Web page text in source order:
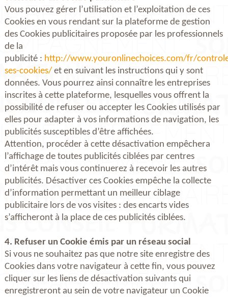
Vous pouvez gérer l’utilisation et l’exploitation de ces
Cookies en vous rendant sur la plateforme de gestion
des Cookies publicitaires proposée par les professionnels
de la
publicité : http://www.youronlinechoices.com/fr/
ses-cookies/et en suivant les instructions qui y sont
données. Vous pourrez ainsi connaître les entreprises
inscrites à cette plateforme, lesquelles vous offrent la
possibilité de refuser ou accepter les Cookies utilisés par
elles pour adapter à vos informations de navigation, les
publicités susceptibles d’être affichées.
Attention, procéder à cette désactivation empêchera
l’affichage de toutes publicités ciblées par centres
d’intérêt mais vous continuerez à recevoir les autres
publicités. Désactiver ces Cookies empêche la collecte
d’information permettant un meilleur ciblage
publicitaire lors de vos visites : des encarts vides
s’afficheront à la place de ces publicités ciblées.
4. Refuser un Cookie émis par un réseau social
Si vous ne souhaitez pas que notre site enregistre des
Cookies dans votre navigateur à cette fin, vous pouvez
cliquer sur les liens de désactivation suivants qui
enregistreront au sein de votre navigateur un Cookie